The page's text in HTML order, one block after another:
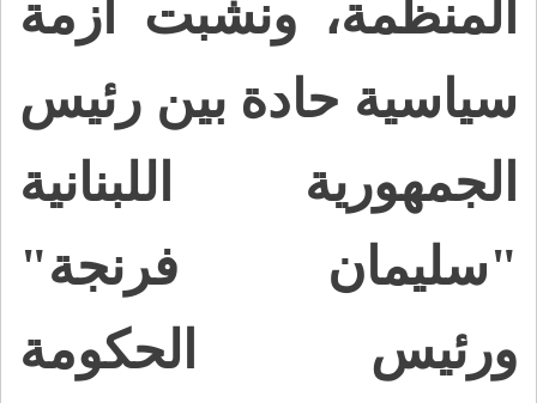
المنظمة، ونشبت أزمة
سياسية حادة بين رئيس
الجمهورية اللبنانية
"سليمان فرنجة"
ورئيس الحكومة